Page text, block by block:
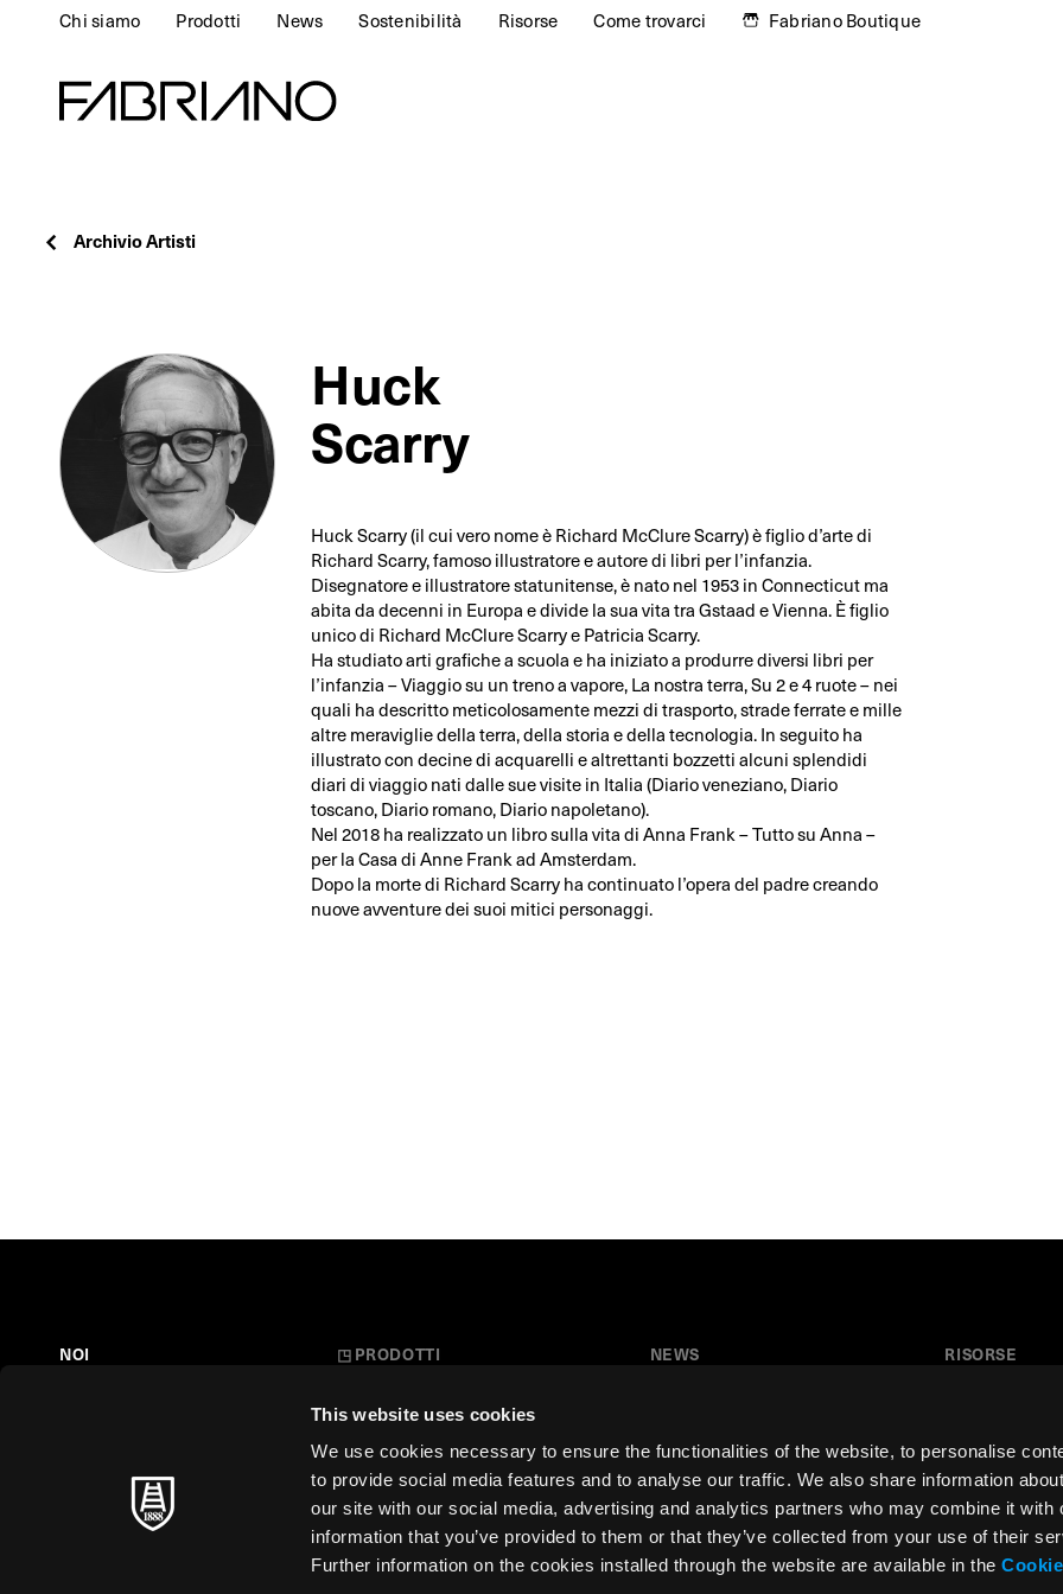
This website uses cookies
We use cookies necessary to ensure the functionalities of the website, to personalise
to provide social media features and to analyse our traffic. We also share information
our site with our social media, advertising and analytics partners who may combine it with
information that you’ve provided to them or that they’ve collected from your use of their
Further information on the cookies installed through the website are available in the
Chi siamo Prodotti News Sostenibilità Risorse Come trovarci Fabriano Boutique
Archivio Artisti
Huck
Scarry
Huck Scarry (il cui vero nome è Richard McClure Scarry) è figlio d’arte di
Richard Scarry, famoso illustratore e autore di libri per l’infanzia.
Disegnatore e illustratore statunitense, è nato nel 1953 in Connecticut ma
abita da decenni in Europa e divide la sua vita tra Gstaad e Vienna. È figlio
unico di Richard McClure Scarry e Patricia Scarry.
Ha studiato arti grafiche a scuola e ha iniziato a produrre diversi libri per
l’infanzia – Viaggio su un treno a vapore, La nostra terra, Su 2 e 4 ruote – nei
quali ha descritto meticolosamente mezzi di trasporto, strade ferrate e mille
altre meraviglie della terra, della storia e della tecnologia. In seguito ha
illustrato con decine di acquarelli e altrettanti bozzetti alcuni splendidi
diari di viaggio nati dalle sue visite in Italia (Diario veneziano, Diario
toscano, Diario romano, Diario napoletano).
Nel 2018 ha realizzato un libro sulla vita di Anna Frank – Tutto su Anna –
per la Casa di Anne Frank ad Amsterdam.
Dopo la morte di Richard Scarry ha continuato l’opera del padre creando
nuove avventure dei suoi mitici personaggi.
NOI
MAESTRI SENZA TEMPO
◳ PRODOTTI
Carte Creative
Cartoleria
Stampa d'Arte
NEWS
Collaborazioni
Festival del Disegno
Residenza d’artista
RISORSE
Download
Area